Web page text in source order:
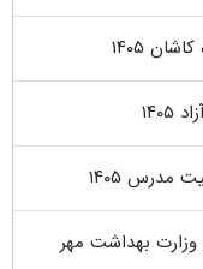
۱۴۰۵
مدرس ۱۴۰۵
وزارت بهداشت مهر